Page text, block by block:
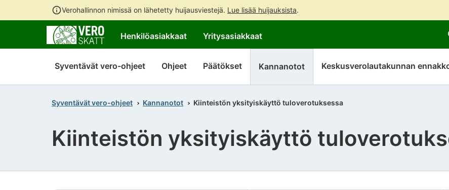
Verohallinnon nimissä on lähetetty huijausviestejä. Lue lisää huijauksista.
sisältöön
sivuston
hakuun
Henkilöasiakkaat Yritysasiakkaat
Syventävät vero-ohjeet Ohjeet Päätökset Kannanotot Keskusverolautakunnan
Syventävät vero-ohjeet Kannanotot Kiinteistön yksityiskäyttö tuloverotuksessa
Kiinteistön yksityiskäyttö